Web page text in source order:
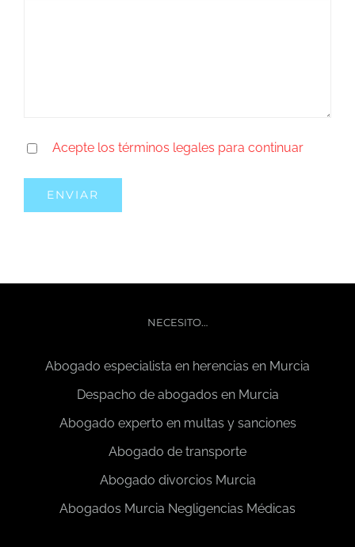
Acepte los términos legales para continuar
NECESITO…
Abogado especialista en herencias en Murcia
Despacho de abogados en Murcia
Abogado experto en multas y sanciones
Abogado de transporte
Abogado divorcios Murcia
Abogados Murcia Negligencias Médicas